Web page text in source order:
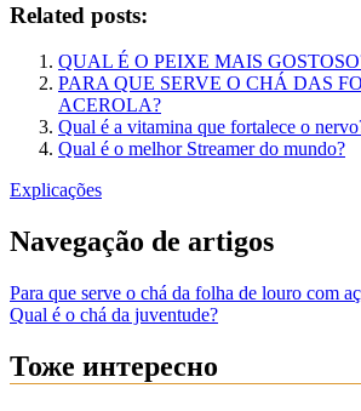
Related posts:
QUAL É O PEIXE MAIS
PARA QUE SERVE O CHÁ DAS
ACEROLA?
Qual é a vitamina que fortalece o
Qual é o melhor Streamer do mundo?
Explicações
Navegação de artigos
Para que serve o chá da folha de louro com
Qual é o chá da juventude?
Тоже интересно